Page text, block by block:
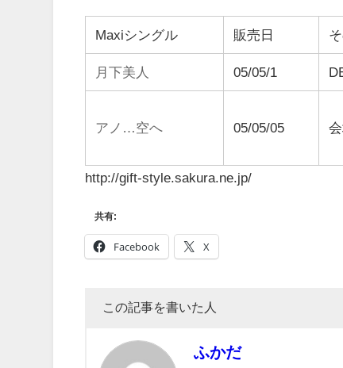
Maxiシングル 販売日
月下美人 05/05/1
アノ…空へ 05/05/05
http://gift-style.sakura.ne.jp/
共有:
Facebook X
この記事を書いた人
ふかだ